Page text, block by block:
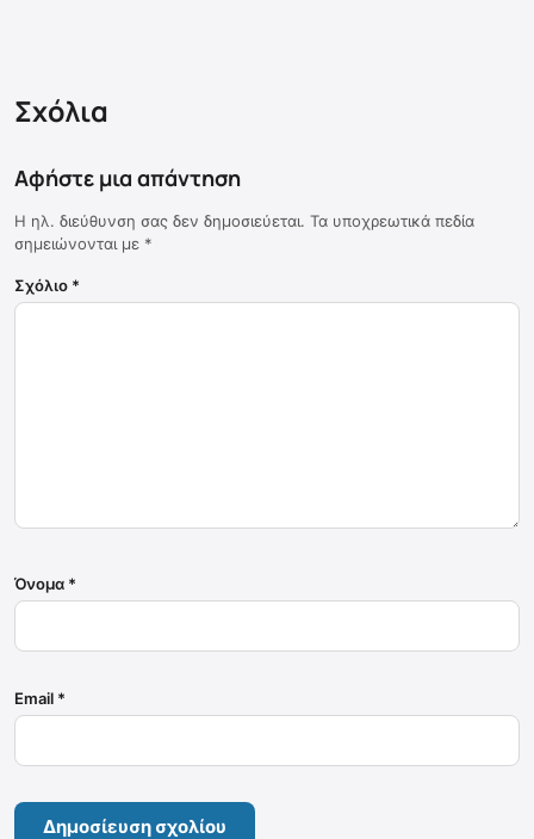
Σχόλια
Αφήστε μια απάντηση
Η ηλ. διεύθυνση σας δεν δημοσιεύεται. Τα υποχρεωτικά πεδία
σημειώνονται με *
Σχόλιο *
Όνομα *
Email *